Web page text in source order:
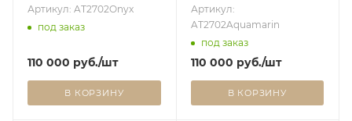
черная
Артикул: AT2702Onyx
под заказ
110 000 руб./шт
В КОРЗИНУ
бирюзовая
Артикул:
AT2702Aquamarin
под заказ
110 000 руб./шт
В КОРЗИНУ